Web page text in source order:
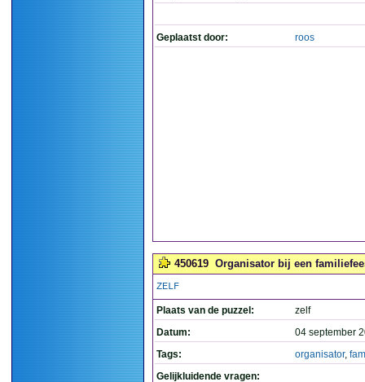
Geplaatst door: roos
450619 Organisator bij een
ZELF
Plaats van de puzzel:
zelf
Datum:
04 september
Tags:
organisator,
Gelijkluidende vragen: